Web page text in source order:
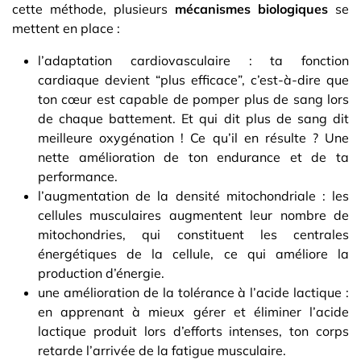
cette méthode, plusieurs mécanismes biologiques se
mettent en place :
l’adaptation cardiovasculaire : ta fonction
cardiaque devient “plus efficace”, c’est-à-dire que
ton cœur est capable de pomper plus de sang lors
de chaque battement. Et qui dit plus de sang dit
meilleure oxygénation ! Ce qu’il en résulte ? Une
nette amélioration de ton endurance et de ta
performance.
l’augmentation de la densité mitochondriale : les
cellules musculaires augmentent leur nombre de
mitochondries, qui constituent les centrales
énergétiques de la cellule, ce qui améliore la
production d’énergie.
une amélioration de la tolérance à l’acide lactique :
en apprenant à mieux gérer et éliminer l’acide
lactique produit lors d’efforts intenses, ton corps
retarde l’arrivée de la fatigue musculaire.